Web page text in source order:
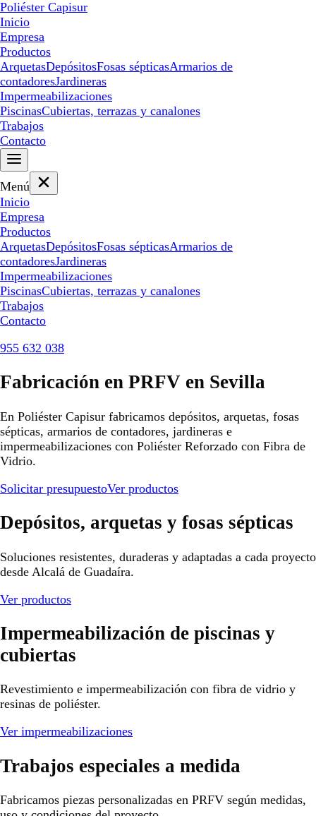
Poliéster Capisur
Inicio
Empresa
Productos
ArquetasDepósitosFosas sépticasArmarios de
contadoresJardineras
Impermeabilizaciones
PiscinasCubiertas, terrazas y canalones
Trabajos
Contacto
Menú
Inicio
Empresa
Productos
ArquetasDepósitosFosas sépticasArmarios de
contadoresJardineras
Impermeabilizaciones
PiscinasCubiertas, terrazas y canalones
Trabajos
Contacto
955 632 038
Fabricación en PRFV en Sevilla
En Poliéster Capisur fabricamos depósitos, arquetas, fosas
sépticas, armarios de contadores, jardineras e
impermeabilizaciones con Poliéster Reforzado con Fibra de
Vidrio.
Solicitar presupuestoVer productos
Depósitos, arquetas y fosas sépticas
Soluciones resistentes, duraderas y adaptadas a cada proyecto
desde Alcalá de Guadaíra.
Ver productos
Impermeabilización de piscinas y
cubiertas
Revestimiento e impermeabilización con fibra de vidrio y
resinas de poliéster.
Ver impermeabilizaciones
Trabajos especiales a medida
Fabricamos piezas personalizadas en PRFV según medidas,